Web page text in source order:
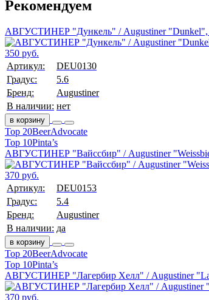
Рекомендуем
АВГУСТИНЕР "Дункель" / Augustiner "Dunkel",
350 руб.
Артикул:
DEU0130
Градус:
5.6
Бренд:
Augustiner
В наличии: нет
в корзину
Top 20BeerAdvocate
Top 10Pinta’s
АВГУСТИНЕР "Вайссбир" / Augustiner
370 руб.
Артикул:
DEU0153
Градус:
5.4
Бренд:
Augustiner
В наличии: да
в корзину
Top 20BeerAdvocate
Top 10Pinta’s
АВГУСТИНЕР "Лагербир Хелл" / Augustiner
370 руб.